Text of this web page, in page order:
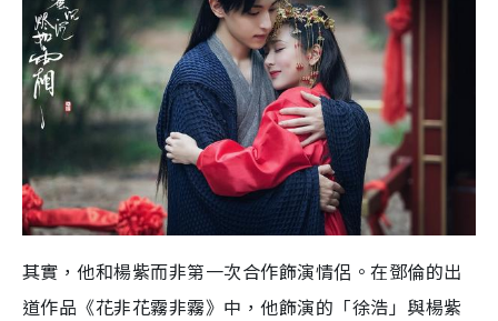
其實，他和楊紫而非第一次合作飾演情侶。在鄧倫的出
道作品《花非花霧非霧》中，他飾演的「徐浩」與楊紫